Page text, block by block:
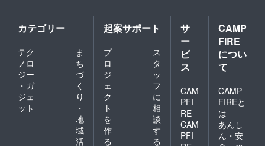
してい
る。 ま
た後進
の育成
のため
の活動
的に行
い、全
国の吹
奏楽団
との共
演も多
ダード
人のリ
ズム、
カリプ
ソの熱
を伝え
る。
2000年
ごろか
らオリ
ジナリ
ティの
フィー
ル＞ 百
本マイ
うた・
ピアノ
『吉祥
寺アマ
チュア
JAZZコ
ンテス
ト』に
カテゴリー
テク
ノロ
ジー
・ガ
ジェ
ット
ま
ち
づ
く
り
・
地
域
活
起案サポート
プ
ロ
ジ
ェ
ク
ト
を
作
る
ス
タ
ッ
フ
に
相
談
す
る
サ
ー
ビ
ス
CAM
PFI
RE
CAM
PFI
CAMP
FIRE
につい
て
CAMP
FIREと
は
あんし
ん・安